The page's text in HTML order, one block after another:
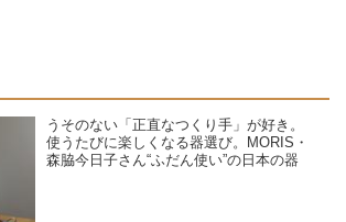
うそのない「正直なつくり手」が好き。
使うたびに楽しくなる器選び。MORIS・
森脇今日子さん“ふだん使い”の日本の器